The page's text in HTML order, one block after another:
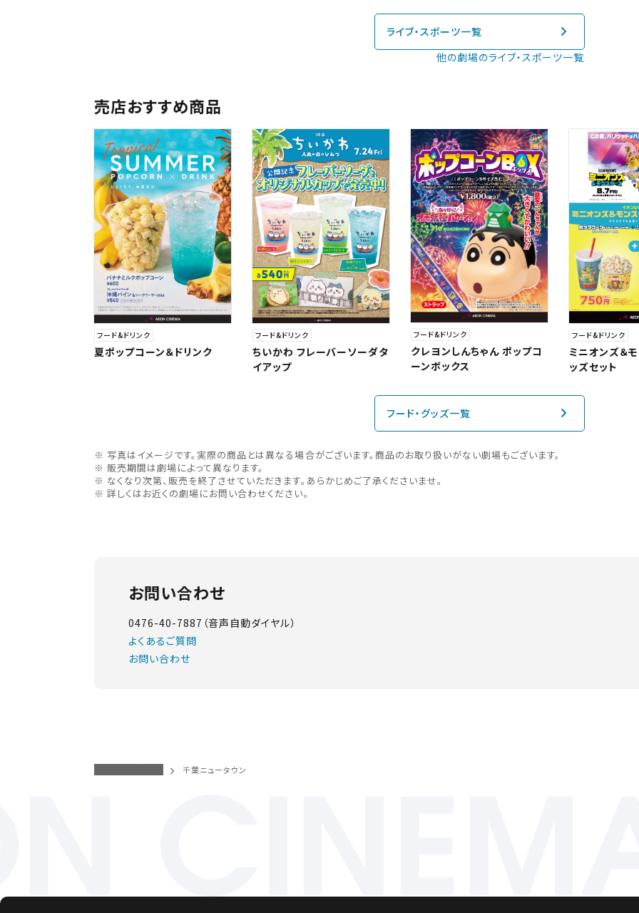
ライブ・スポーツ一覧
他の劇場のライブ・スポーツ一覧
売店おすすめ商品
フード&ドリンク
夏ポップコーン＆ドリンク
フード&ドリンク
ちいかわ フレーバーソーダタ
イアップ
フード&ドリンク
クレヨンしんちゃん ポップコ
ーンボックス
フード&ドリンク
ミニオンズ＆
ッズセット
フード・グッズ一覧
写真はイメージです。実際の商品とは異なる場合がございます。商品のお取り扱いがない劇場もございます。
販売期間は劇場によって異なります。
なくなり次第、販売を終了させていただきます。あらかじめご了承くださいませ。
詳しくはお近くの劇場にお問い合わせください。
お問い合わせ
0476-40-7887（音声自動ダイヤル）
よくあるご質問
お問い合わせ
千葉ニュータウン